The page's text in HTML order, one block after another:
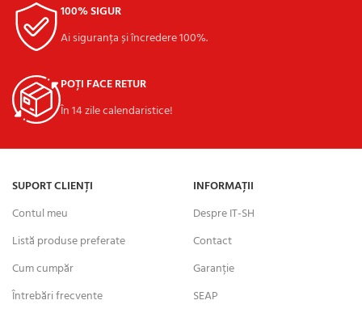
100% SIGUR
Ai siguranța și încredere 100%.
POȚI FACE RETUR
În 14 zile calendaristice!
SUPORT CLIENȚI
Contul meu
Listă produse preferate
Cum cumpăr
Întrebări frecvente
INFORMAȚII
Despre IT-SH
Contact
Garanție
SEAP